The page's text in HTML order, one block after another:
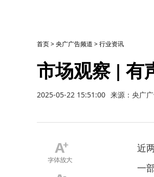
首页>央广广告频道 >行业资讯
市场观察 | 有
2025-05-22 15:51:00 来源：央广
近两
一部